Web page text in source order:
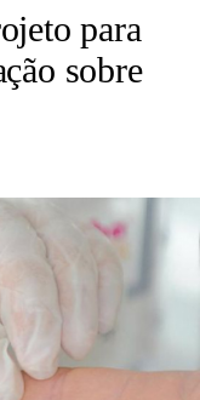
para
sobre